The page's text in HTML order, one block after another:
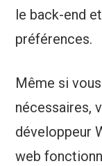
le back-end
préférences.
Même si
nécessaires,
développeur
web